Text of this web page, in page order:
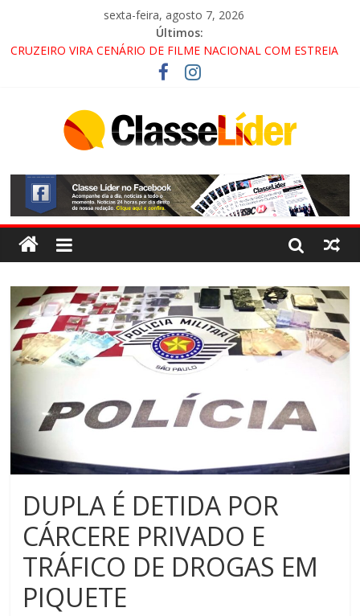
sexta-feira, agosto 7, 2026
Últimos:
CRUZEIRO VIRA CENÁRIO DE FILME NACIONAL COM ESTREIA
PROMOTOR DO GAECO
ACESSO À APARECIDA NA DUTRA SERÁ BLOQUEADO NO FIM
ALTERNATIVAS
LORENA, PINDAMONHANGABA E QUELUZ NA RETA FINAL
PELA FÁBRICA DA COCA-COLA!
DUPLA É DETIDA POR
CÁRCERE PRIVADO E
TRÁFICO DE DROGAS EM
PIQUETE